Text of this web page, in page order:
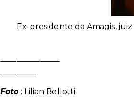
Ex-presidente da Amagis,
Foto : Lilian Bellotti